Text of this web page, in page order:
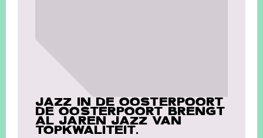
JAZZ IN DE OOSTERPOORT
DE OOSTERPOORT BRENGT
AL JAREN JAZZ VAN
TOPKWALITEIT.